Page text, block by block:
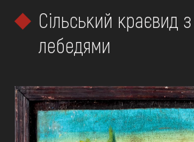
ВІДВІДАТИ
НАВЧИТИСЯ
ПОСЛУГИ
FAQ
Сільський краєвид
лебедями